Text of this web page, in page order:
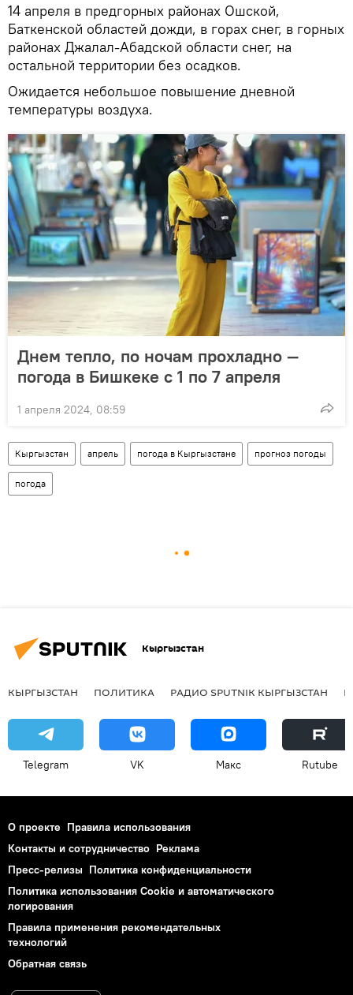
14 апреля в предгорных районах Ошской,
Баткенской областей дожди, в горах снег, в горных
районах Джалал-Абадской области снег, на
остальной территории без осадков.
Ожидается небольшое повышение дневной
температуры воздуха.
Днем тепло, по ночам прохладно —
погода в Бишкеке с 1 по 7 апреля
1 апреля 2024, 08:59
Кыргызстан апрель погода в Кыргызстане прогноз погоды
погода
Кыргызстан
КЫРГЫЗСТАН ПОЛИТИКА РАДИО SPUTNIK КЫРГЫЗСТАН
Telegram VK Макс Rutube
О проекте Правила использования
Контакты и сотрудничество Реклама
Пресс-релизы Политика конфиденциальности
Политика использования Cookie и автоматического
логирования
Правила применения рекомендательных
технологий
Обратная связь